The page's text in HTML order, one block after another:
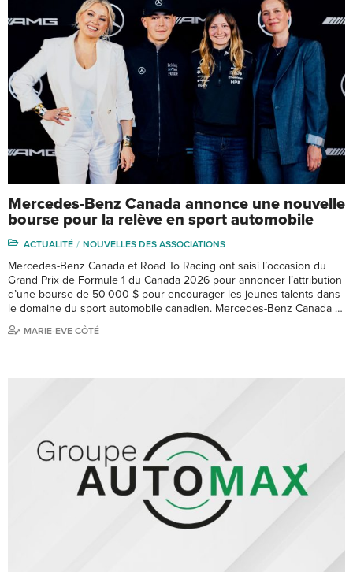
Mercedes-Benz Canada annonce une nouvelle
bourse pour la relève en sport automobile
ACTUALITÉ NOUVELLES DES ASSOCIATIONS
Mercedes-Benz Canada et Road To Racing ont saisi l’occasion du
Grand Prix de Formule 1 du Canada 2026 pour annoncer l’attribution
d’une bourse de 50 000 $ pour encourager les jeunes talents dans
le domaine du sport automobile canadien. Mercedes-Benz Canada …
MARIE-EVE CÔTÉ